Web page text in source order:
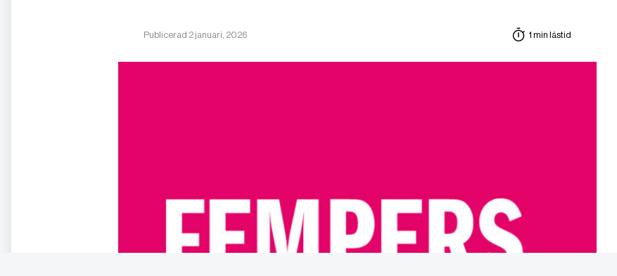
Publicerad 2 januari, 2026 1 min lästid